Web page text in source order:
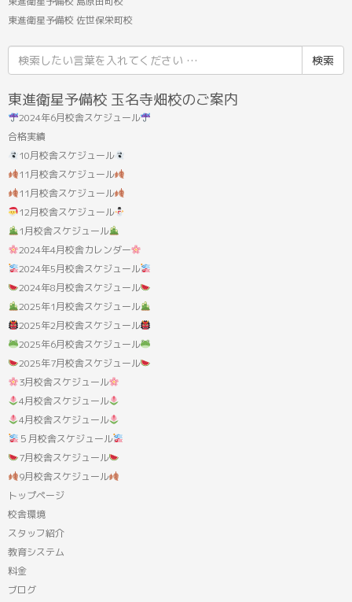
東進衛星予備校 佐世保栄町校
索
結
果:
東進衛星予備校 玉名寺畑校のご案内
2024年6月校舎スケジュール
合格実績
10月校舎スケジュール
11月校舎スケジュール
11月校舎スケジュール
12月校舎スケジュール
1月校舎スケジュール
2024年4月校舎カレンダー
2024年5月校舎スケジュール
2024年8月校舎スケジュール
2025年1月校舎スケジュール
2025年2月校舎スケジュール
2025年6月校舎スケジュール
2025年7月校舎スケジュール
3月校舎スケジュール
4月校舎スケジュール
4月校舎スケジュール
５月校舎スケジュール
7月校舎スケジュール
9月校舎スケジュール
トップページ
校舎環境
スタッフ紹介
教育システム
料金
ブログ